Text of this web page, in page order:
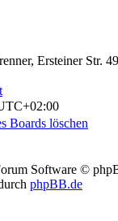
Ersteiner Str.
Boards löschen
Software ©
phpBB.de